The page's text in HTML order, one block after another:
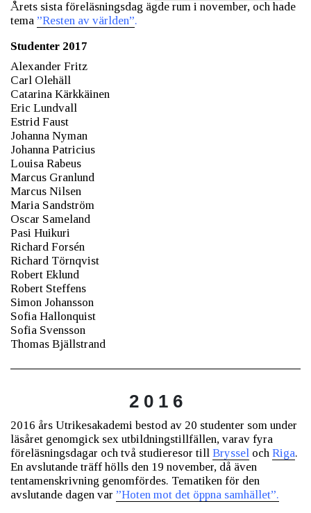
Årets sista föreläsningsdag ägde rum i november, och hade
tema ”Resten av världen”.
Studenter 2017
Alexander Fritz
Carl Olehäll
Catarina Kärkkäinen
Eric Lundvall
Estrid Faust
Johanna Nyman
Johanna Patricius
Louisa Rabeus
Marcus Granlund
Marcus Nilsen
Maria Sandström
Oscar Sameland
Pasi Huikuri
Richard Forsén
Richard Törnqvist
Robert Eklund
Robert Steffens
Simon Johansson
Sofia Hallonquist
Sofia Svensson
Thomas Bjällstrand
2 0 1 6
2016 års Utrikesakademi bestod av 20 studenter som under
läsåret genomgick sex utbildningstillfällen, varav fyra
föreläsningsdagar och två studieresor till Bryssel och Riga.
En avslutande träff hölls den 19 november, då även
tentamenskrivning genomfördes. Tematiken för den
avslutande dagen var ”Hoten mot det öppna samhället”.